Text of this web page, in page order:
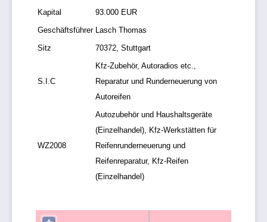
Kapital
93.000 EUR
Geschäftsführer Lasch Thomas
Sitz
70372, Stuttgart
S.I.C
Kfz-Zubehör, Autoradios etc.,
Reparatur und Runderneuerung von
Autoreifen
WZ2008
Autozubehör und Haushaltsgeräte
(Einzelhandel), Kfz-Werkstätten für
Reifenrunderneuerung und
Reifenreparatur, Kfz-Reifen
(Einzelhandel)